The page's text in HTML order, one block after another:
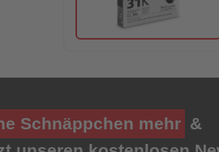
Schnäppchen mehr &